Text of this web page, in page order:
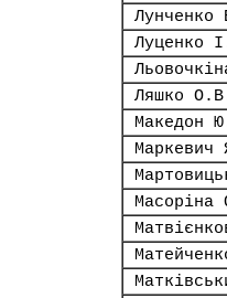
Лунченко
Луценко
Ляшко
Македон
Маркевич
Масоріна